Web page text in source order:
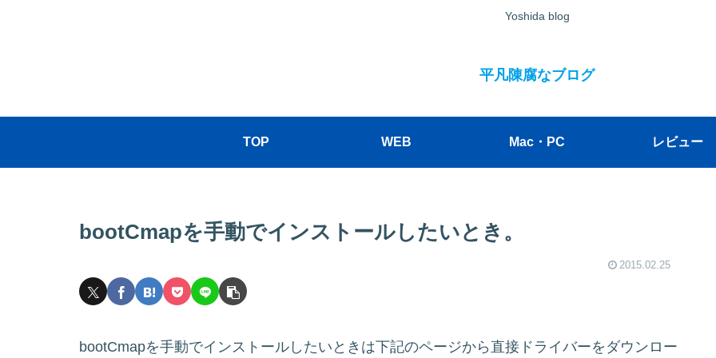
Yoshida blog
平凡陳腐なブログ
TOP WEB Mac・PC レビュー
bootCmapを手動でインストールしたいとき。
2015.02.25
bootCmapを手動でインストールしたいときは下記のページから直接ドライバーをダウンロー